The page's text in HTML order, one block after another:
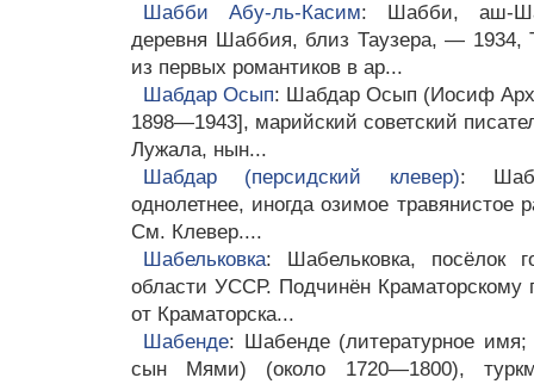
Шабби Абу-ль-Касим: Шабби, аш-
деревня Шаббия, близ Таузера, — 1934,
из первых романтиков в ар...
Шабдар Осып: Шабдар Осып (Иосиф
1898—1943], марийский советский
Лужала, нын...
Шабдар (персидский клевер):
однолетнее, иногда озимое травянистое
См. Клевер....
Шабельковка: Шабельковка, посёлок
области УССР. Подчинён Краматорскому
от Краматорска...
Шабенде: Шабенде (литературное
сын Мями) (около 1720—1800),